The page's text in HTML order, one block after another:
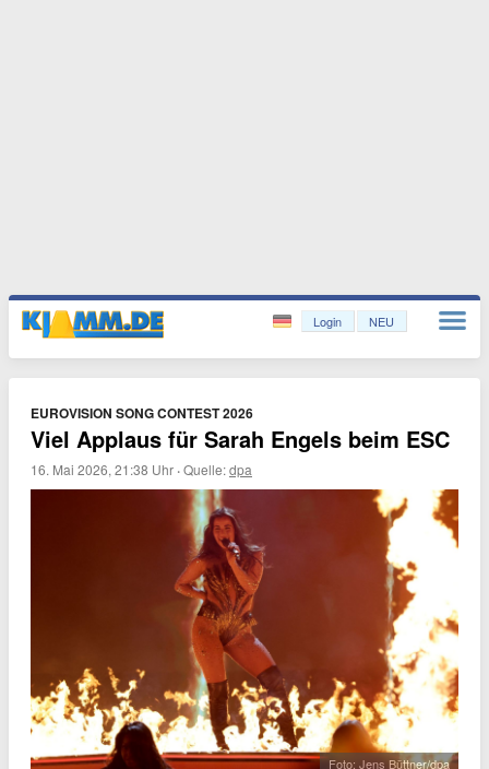
Login NEU
EUROVISION SONG CONTEST 2026
Viel Applaus für Sarah Engels beim ESC
16. Mai 2026, 21:38 Uhr ·Quelle:dpa
Foto: Jens Büttner/dpa